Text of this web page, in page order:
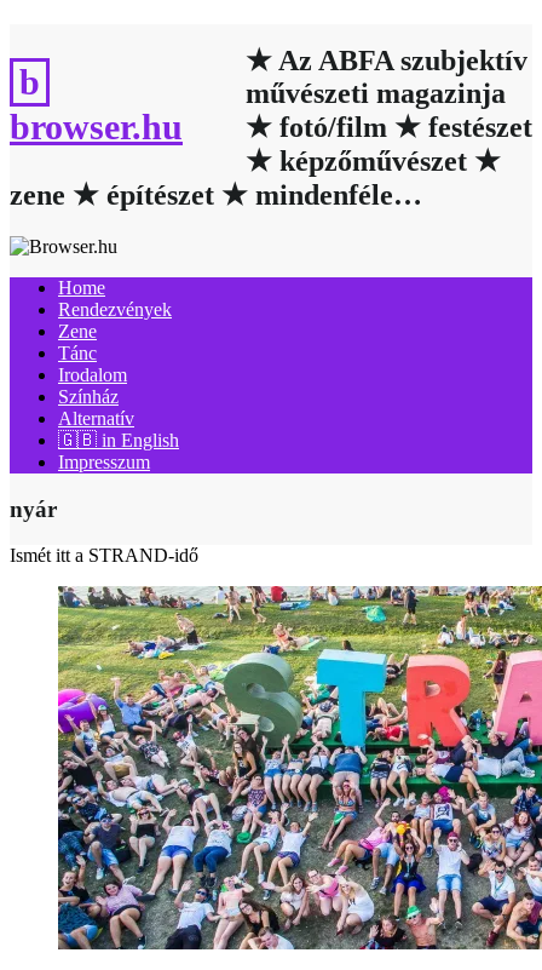
to
content
browser.hu
★ Az ABFA szubjektív
művészeti magazinja
★ fotó/film ★ festészet
★ képzőművészet ★
zene ★ építészet ★ mindenféle…
Home
Rendezvények
Zene
Tánc
Irodalom
Színház
Alternatív
🇬🇧 in English
Impresszum
nyár
Ismét itt a STRAND-idő